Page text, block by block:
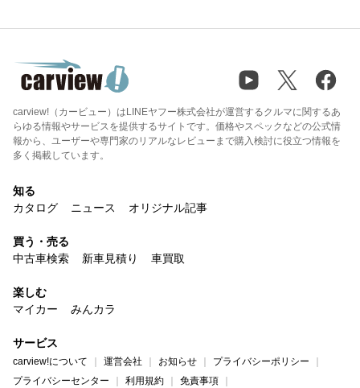
carview!（カービュー）はLINEヤフー株式会社が運営するクルマに関するあ
らゆる情報やサービスを提供するサイトです。価格やスペックなどの公式情
報から、ユーザーや専門家のリアルなレビューまで購入検討に役立つ情報を
多く掲載しています。
知る
カタログ
ニュース オリジナル記事
買う・売る
中古車検索
新車見積り 車買取
楽しむ
マイカー
みんカラ
サービス
carview!について 運営会社 お知らせ
プライバシーポリシー
プライバシーセンター
利用規約 免責事項